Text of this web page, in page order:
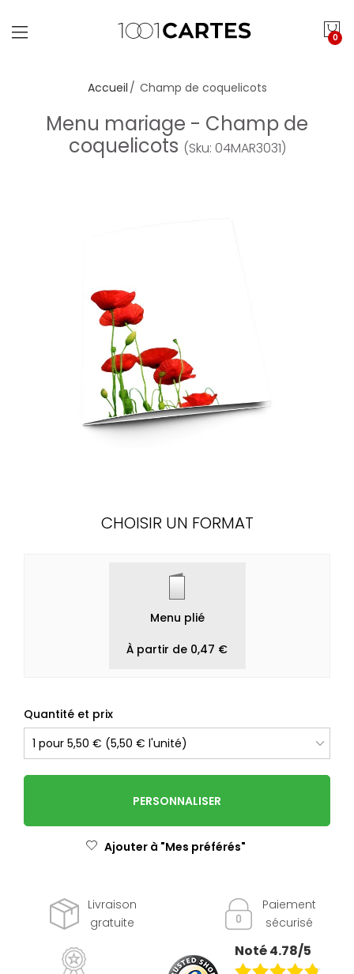
0
Accueil Champ de coquelicots
Menu mariage - Champ de
coquelicots (Sku: 04MAR3031)
CHOISIR UN FORMAT
Menu plié
À partir de 0,47 €
Quantité et prix
PERSONNALISER
Ajouter à "Mes préférés"
Livraison
gratuite
Paiement
sécurisé
Noté 4.78/5